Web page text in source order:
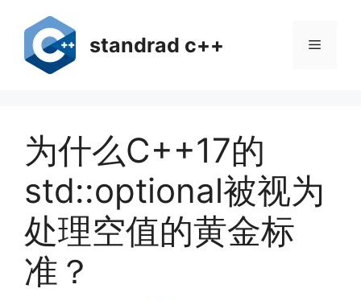
standrad c++ 菜
为什么C++17的
std::optional被视为
处理空值的黄金标
准？